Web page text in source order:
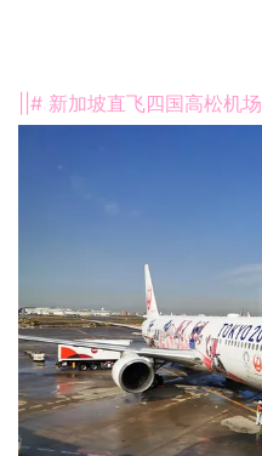
||# 新加坡直飞四国高松机场